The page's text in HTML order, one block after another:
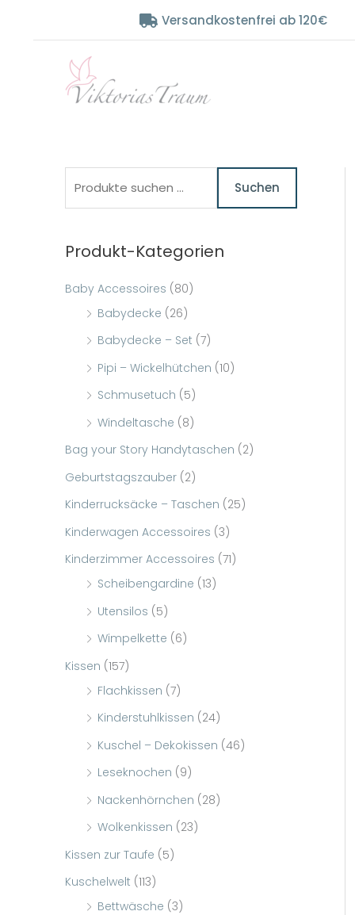
Versandkostenfrei ab 120€
h
Suchen
Produkt-Kategorien
Baby Accessoires (80)
Babydecke (26)
Babydecke – Set (7)
Pipi – Wickelhütchen (10)
Schmusetuch (5)
Windeltasche (8)
Bag your Story Handytaschen (2)
Geburtstagszauber (2)
Kinderrucksäcke – Taschen (25)
Kinderwagen Accessoires (3)
Kinderzimmer Accessoires (71)
Scheibengardine (13)
Utensilos (5)
Wimpelkette (6)
Kissen (157)
Flachkissen (7)
Kinderstuhlkissen (24)
Kuschel – Dekokissen (46)
Leseknochen (9)
Nackenhörnchen (28)
Wolkenkissen (23)
Kissen zur Taufe (5)
Kuschelwelt (113)
Bettwäsche (3)